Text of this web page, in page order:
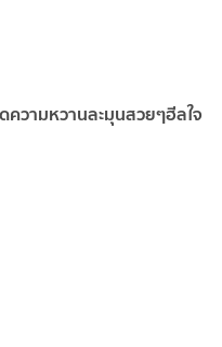
ความหวานละมุนสวยๆฮีลใจ